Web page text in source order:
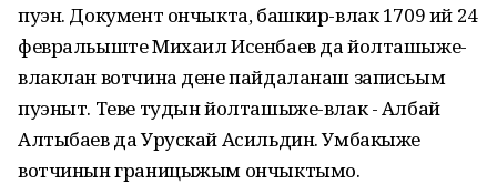
пуэн. Документ ончыкта, башкир-влак 1709 ий 24
февральыште Михаил Исенбаев да йолташыже-
влаклан вотчина дене пайдаланаш записьым
пуэныт. Теве тудын йолташыже-влак - Албай
Алтыбаев да Урускай Асильдин. Умбакыже
вотчинын границыжым ончыктымо.